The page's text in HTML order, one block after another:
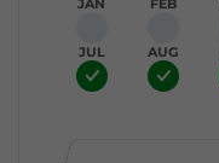
JUL AUG